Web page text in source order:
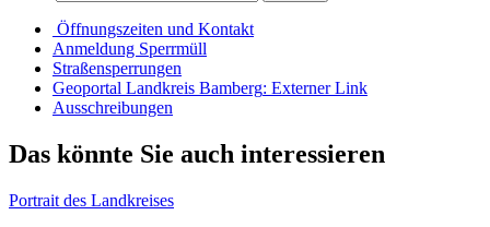
Öffnungszeiten und Kontakt
Anmeldung Sperrmüll
Straßensperrungen
Geoportal Landkreis Bamberg: Externer Link
Ausschreibungen
Das könnte Sie auch interessieren
Portrait des Landkreises